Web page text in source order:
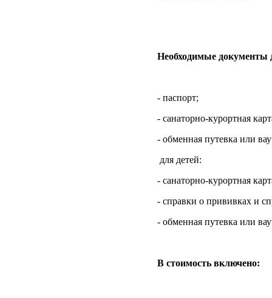
Необходимые документы
- паспорт;
- санаторно-курортная
- обменная путевка или
для детей:
- санаторно-курортная
- справки о прививках и
- обменная путевка или
В стоимость включено: